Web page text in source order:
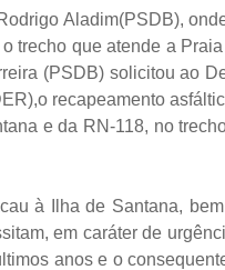
Aladim(PSDB),
trecho que atende a
(PSDB) solicitou ao
recapeamento
e da RN-118, no
à Ilha de Santana,
em caráter de
anos e o